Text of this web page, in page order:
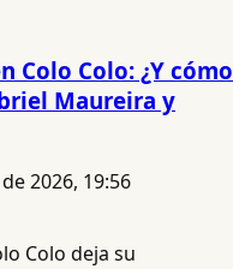
Colo Colo: ¿Y cómo
Maureira y
2026, 19:56